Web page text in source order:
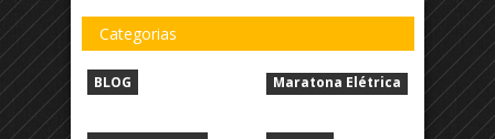
Categorias
BLOG Maratona Elétrica